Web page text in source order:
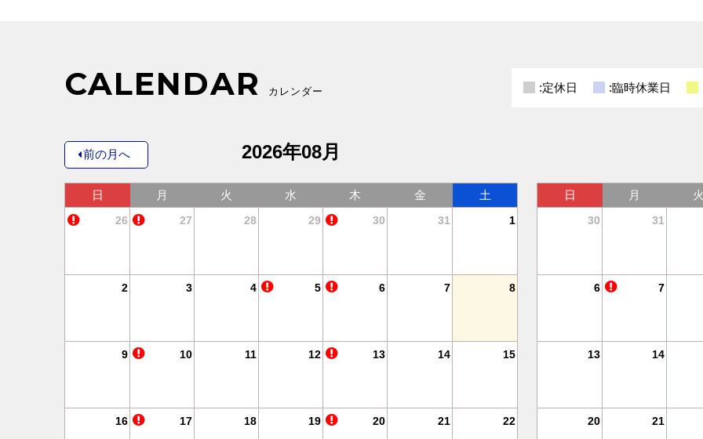
CALENDAR カレンダー :定休日 :臨時休業日
前の月へ 2026年08月
日 月 火 水 木 金 土
26 27 28 29 30 31 1
2 3 4 5 6 7 8
9 10 11 12 13 14 15
16 17 18 19 20 21 22
日 月
30 31
6 7
13 14
20 21